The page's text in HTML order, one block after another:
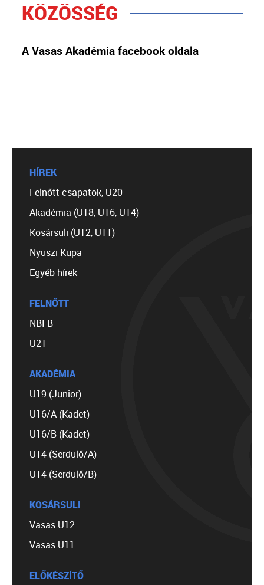
KÖZÖSSÉG
A Vasas Akadémia facebook oldala
HÍREK
Felnőtt csapatok, U20
Akadémia (U18, U16, U14)
Kosársuli (U12, U11)
Nyuszi Kupa
Egyéb hírek
FELNŐTT
NBI B
U21
AKADÉMIA
U19 (Junior)
U16/A (Kadet)
U16/B (Kadet)
U14 (Serdülő/A)
U14 (Serdülő/B)
KOSÁRSULI
Vasas U12
Vasas U11
ELŐKÉSZÍTŐ